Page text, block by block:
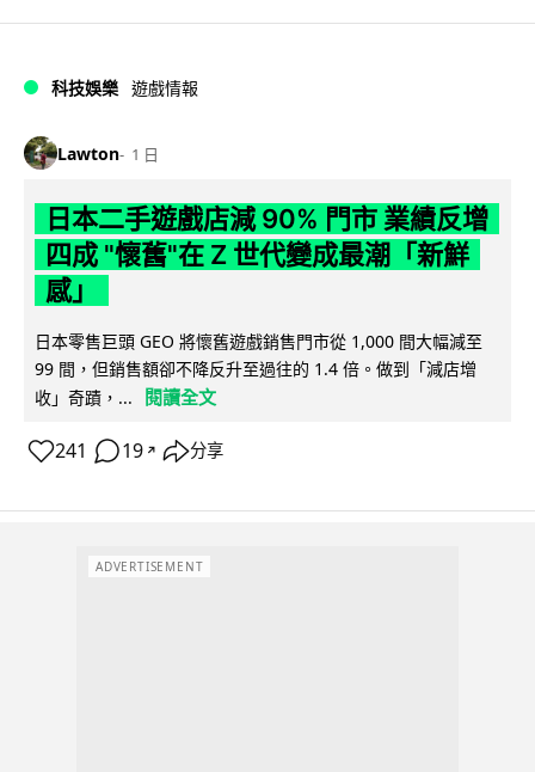
科技娛樂 遊戲情報
Lawton 1 日
日本二手遊戲店減 90% 門市 業績反增
四成 "懷舊"在 Z 世代變成最潮「新鮮
感」
日本零售巨頭 GEO 將懷舊遊戲銷售門市從 1,000 間大幅減至
99 間，但銷售額卻不降反升至過往的 1.4 倍。做到「減店增
收」奇蹟，...
閱讀全文
241 19 ↗ 分享
ADVERTISEMENT